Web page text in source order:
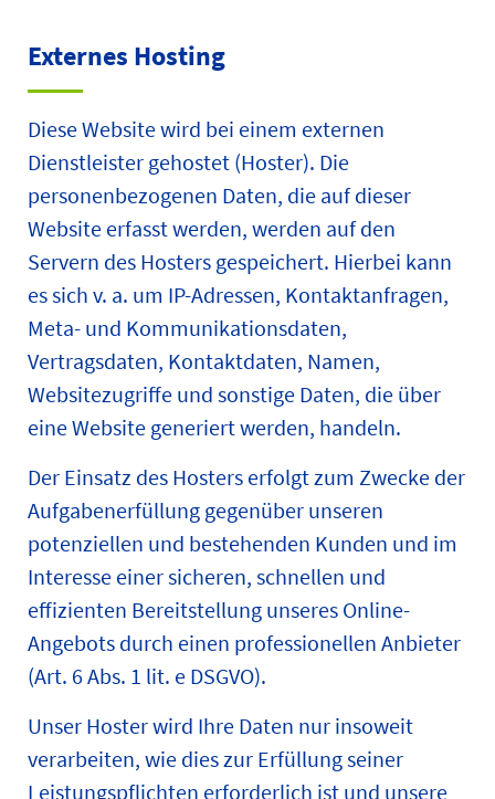
Externes Hosting
Diese Website wird bei einem externen
Dienstleister gehostet (Hoster). Die
personenbezogenen Daten, die auf dieser
Website erfasst werden, werden auf den
Servern des Hosters gespeichert. Hierbei kann
es sich v. a. um IP-Adressen, Kontaktanfragen,
Meta- und Kommunikationsdaten,
Vertragsdaten, Kontaktdaten, Namen,
Websitezugriffe und sonstige Daten, die über
eine Website generiert werden, handeln.
Der Einsatz des Hosters erfolgt zum Zwecke der
Aufgabenerfüllung gegenüber unseren
potenziellen und bestehenden Kunden und im
Interesse einer sicheren, schnellen und
effizienten Bereitstellung unseres Online-
Angebots durch einen professionellen Anbieter
(Art. 6 Abs. 1 lit. e DSGVO).
Unser Hoster wird Ihre Daten nur insoweit
verarbeiten, wie dies zur Erfüllung seiner
Leistungspflichten erforderlich ist und unsere